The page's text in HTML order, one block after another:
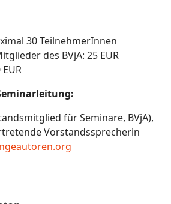
30 TeilnehmerInnen
des BVjA: 25 EUR
für Seminare, BVjA),
Vorstandssprecherin